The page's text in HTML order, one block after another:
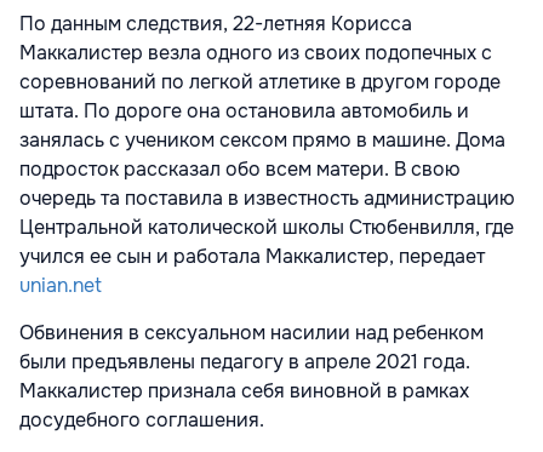
По данным следствия, 22-летняя Корисса
Маккалистер везла одного из своих подопечных с
соревнований по легкой атлетике в другом городе
штата. По дороге она остановила автомобиль и
занялась с учеником сексом прямо в машине. Дома
подросток рассказал обо всем матери. В свою
очередь та поставила в известность администрацию
Центральной католической школы Стюбенвилля, где
учился ее сын и работала Маккалистер, передает
unian.net
Обвинения в сексуальном насилии над ребенком
были предъявлены педагогу в апреле 2021 года.
Маккалистер признала себя виновной в рамках
досудебного соглашения.